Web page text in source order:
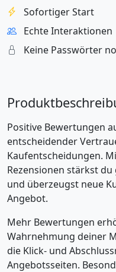
Sofortiger Start
Echte Interaktionen
Keine Passwörter
Positive Bewertungen
entscheidender
Kaufentscheidungen.
Rezensionen stärkst
und überzeugst neue
Angebot.
Mehr Bewertungen
Wahrnehmung deiner
die Klick- und
Angebotsseiten.